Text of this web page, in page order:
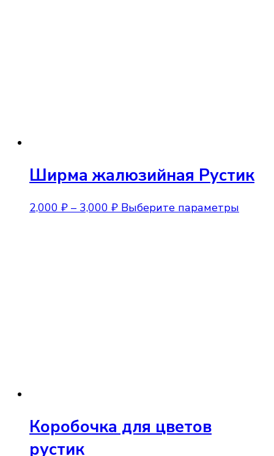
Ширма жалюзийная Рустик
2,000 ₽ – 3,000 ₽Диапазон
Выберите параметры
Коробочка для цветов
рустик